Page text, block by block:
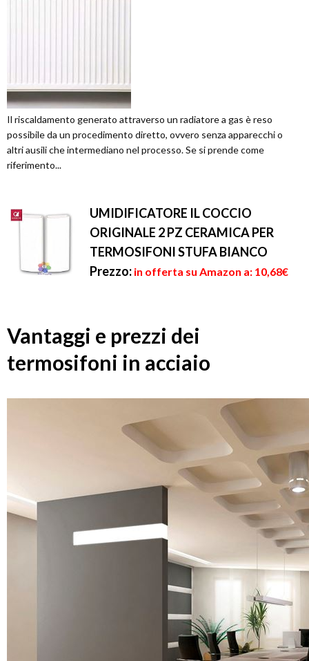
Il riscaldamento generato attraverso un radiatore a gas è reso
possibile da un procedimento diretto, ovvero senza apparecchi o
altri ausili che intermediano nel processo. Se si prende come
riferimento...
UMIDIFICATORE IL COCCIO
ORIGINALE 2 PZ CERAMICA PER
TERMOSIFONI STUFA BIANCO
Prezzo: in offerta su Amazon a: 10,68€
Vantaggi e prezzi dei
termosifoni in acciaio